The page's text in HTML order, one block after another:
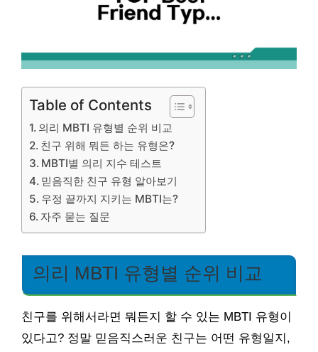
Table of Contents
의리 MBTI 유형별 순위 비교
친구 위해 뭐든 하는 유형은?
MBTI별 의리 지수 테스트
믿음직한 친구 유형 알아보기
우정 끝까지 지키는 MBTI는?
자주 묻는 질문
의리 MBTI 유형별 순위 비교
친구를 위해서라면 뭐든지 할 수 있는 MBTI 유형이
있다고? 정말 믿음직스러운 친구는 어떤 유형일지,